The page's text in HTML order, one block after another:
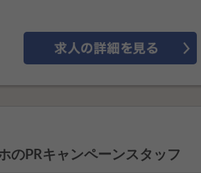
のPRキャンペーンスタッフ